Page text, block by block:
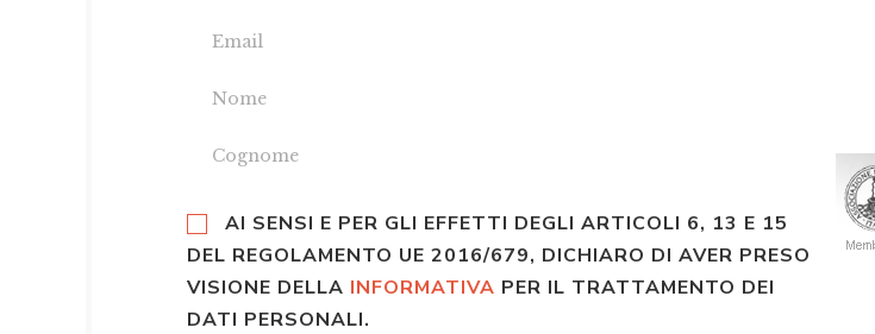
AI SENSI E PER GLI EFFETTI DEGLI ARTICOLI 6, 13 E 15
DEL REGOLAMENTO UE 2016/679, DICHIARO DI AVER PRESO
VISIONE DELLA INFORMATIVA PER IL TRATTAMENTO DEI
DATI PERSONALI.